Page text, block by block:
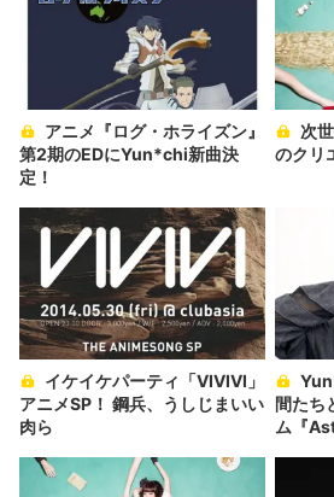
第2期のEDにYun*chi新曲決
定！
のクリ
アニメSP！ 鋼兵、うしじまいい
肉ら
間たち
ム『